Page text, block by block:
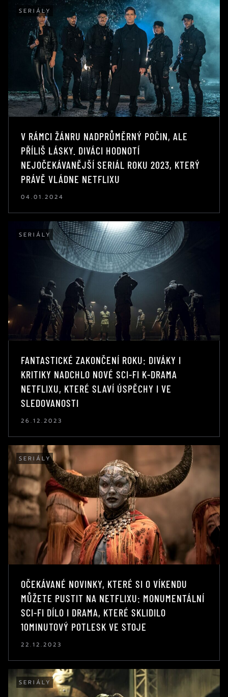
SERIÁLY
V RÁMCI ŽÁNRU NADPRŮMĚRNÝ POČIN, ALE
PŘÍLIŠ LÁSKY. DIVÁCI HODNOTÍ
NEJOČEKÁVANĚJŠÍ SERIÁL ROKU 2023, KTERÝ
PRÁVĚ VLÁDNE NETFLIXU
04.01.2024
SERIÁLY
FANTASTICKÉ ZAKONČENÍ ROKU: DIVÁKY I
KRITIKY NADCHLO NOVÉ SCI-FI K-DRAMA
NETFLIXU, KTERÉ SLAVÍ ÚSPĚCHY I VE
SLEDOVANOSTI
26.12.2023
SERIÁLY
OČEKÁVANÉ NOVINKY, KTERÉ SI O VÍKENDU
MŮŽETE PUSTIT NA NETFLIXU: MONUMENTÁLNÍ
SCI-FI DÍLO I DRAMA, KTERÉ SKLIDILO
10MINUTOVÝ POTLESK VE STOJE
22.12.2023
SERIÁLY